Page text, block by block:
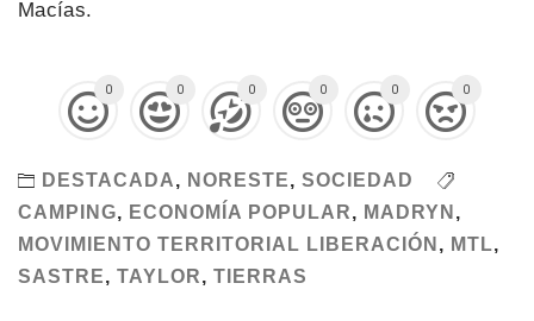
Macías.
0 0 0 0 0 0
DESTACADA, NORESTE, SOCIEDAD
CAMPING, ECONOMÍA POPULAR, MADRYN ,
MOVIMIENTO TERRITORIAL LIBERACIÓN , MTL,
SASTRE, TAYLOR, TIERRAS